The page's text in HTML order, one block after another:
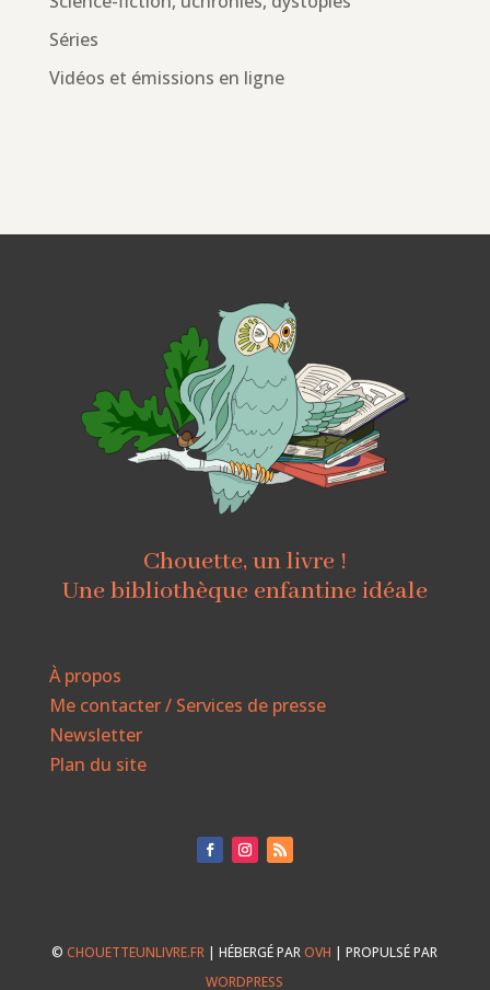
Séries
Vidéos et émissions en ligne
Chouette, un livre !
Une bibliothèque enfantine idéale
À propos
Me contacter / Services de presse
Newsletter
Plan du site
©CHOUETTEUNLIVRE.FR | HÉBERGÉ PAROVH | PROPULSÉ PAR
WORDPRESS